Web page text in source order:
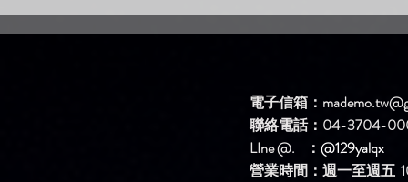
新歌DEMO區上架新歌啦！
【簡單問題】
新歌DEMO
【生氣】
電子信箱：
聯絡電話：04-3704-
LIne @. ： @129yalqx
營業時間：週一至週五